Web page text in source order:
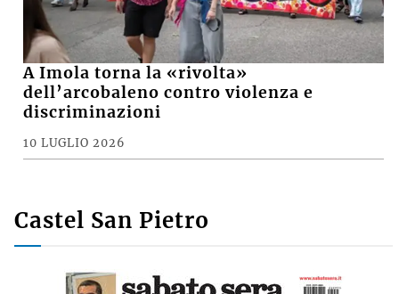
A Imola torna la «rivolta»
dell’arcobaleno contro violenza e
discriminazioni
10 LUGLIO 2026
Castel San Pietro